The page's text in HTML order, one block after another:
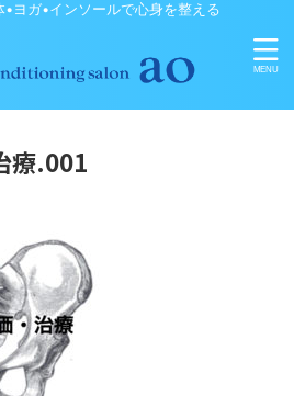
ヨガ•インソールで心身を整える
療.001